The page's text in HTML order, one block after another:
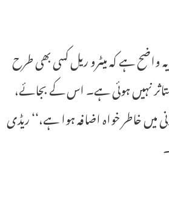
واضح ہے کہ میٹرو ریل کسی بھی طرح
نہیں ہوئی ہے۔ اس کے بجائے،
میں خاطر خواہ اضافہ ہوا ہے،‘‘ ریڈی